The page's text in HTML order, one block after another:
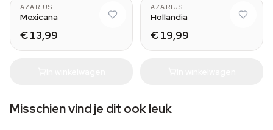
AZARIUS
Mexicana
€ 13,99
AZARIUS
Hollandia
€ 19,99
Misschien vind je dit ook leuk